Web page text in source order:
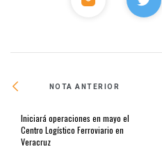
NOTA ANTERIOR
Iniciará operaciones en mayo el
Centro Logístico Ferroviario en
Veracruz